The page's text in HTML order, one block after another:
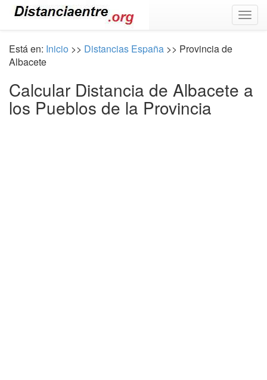
Está en: Inicio >> Distancias España >> Provincia de
Albacete
Calcular Distancia de Albacete a
los Pueblos de la Provincia